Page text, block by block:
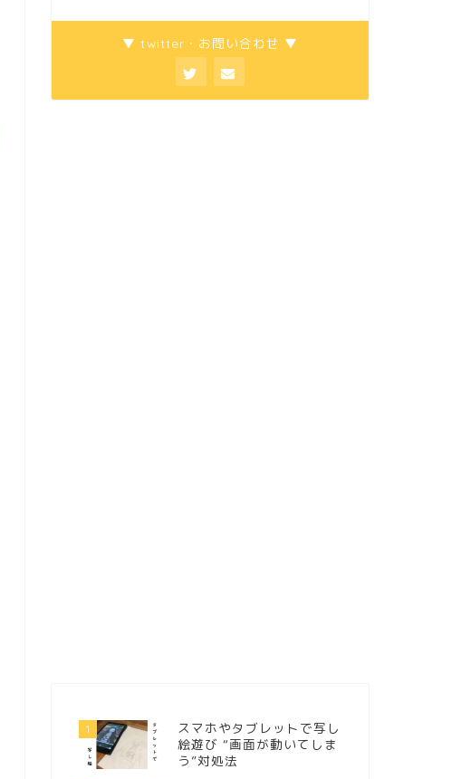
▼ twitter・お問い合わせ ▼
1
スマホやタブレットで写し
絵遊び “画面が動いてしま
う”対処法